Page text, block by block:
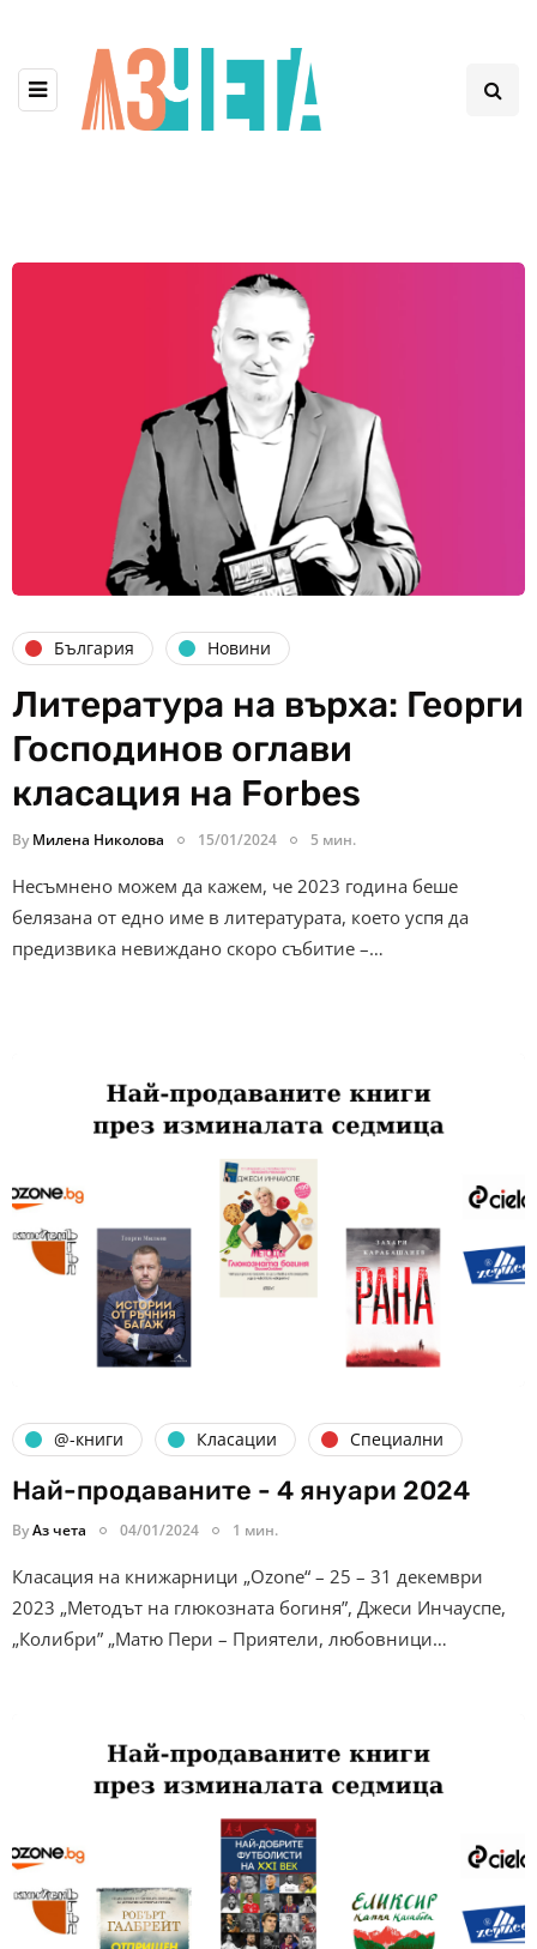
България Новини
Литература на върха: Георги
Господинов оглави
класация на Forbes
By Милена Николова 15/01/2024 5 мин.
Несъмнено можем да кажем, че 2023 година беше
белязана от едно име в литературата, което успя да
предизвика невиждано скоро събитие –…
@-книги Класации Специални
Най-продаваните - 4 януари 2024
ByАз чета 04/01/2024 1 мин.
Класация на книжарници „Ozone“ – 25 – 31 декември
2023 „Методът на глюкозната богиня”, Джеси Инчауспе,
„Колибри” „Матю Пери – Приятели, любовници…